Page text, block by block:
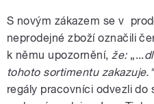
S novým zákazem se v
neprodejné zboží označili
k němu upozornění,že: „...
tohoto sortimentu zakazuje."
regály pracovníci odvezli do